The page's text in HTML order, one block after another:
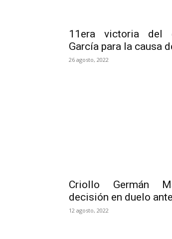
11era victoria del
García para la causa
26 agosto, 2022
Criollo Germán
decisión en duelo
12 agosto, 2022